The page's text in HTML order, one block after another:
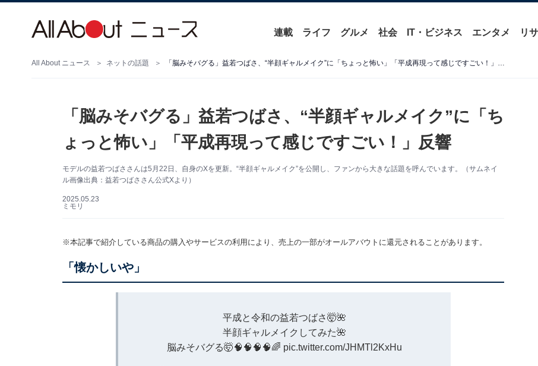
連載 ライフ グルメ 社会 IT・ビジネス エンタメ リ
All About ニュース ネットの話題 「脳みそバグる」益若つばさ、“半顔ギャルメイク”に「ちょっと怖い」「平成再現って感じですごい！」反響
「脳みそバグる」益若つばさ、“半顔ギャルメイク”に「ち
ょっと怖い」「平成再現って感じですごい！」反響
モデルの益若つばささんは5月22日、自身のXを更新。“半顔ギャルメイク”を公開し、ファンから大きな話題を呼んでいます。（サムネイ
ル画像出典：益若つばささん公式Xより）
2025.05.23
ミモリ
※本記事で紹介している商品の購入やサービスの利用により、売上の一部がオールアバウトに還元されることがあります。
「懐かしいや」
平成と令和の益若つばさ🤯🌺
半顔ギャルメイクしてみた🌺
脳みそバグる🤯🧠🧠🧠🧠🌈 pic.twitter.com/JHMTl2KxHu